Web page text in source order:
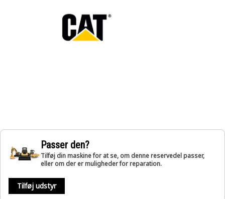
Passer den?
Tilføj din maskine for at se, om denne reservedel passer,
eller om der er muligheder for reparation.
Tilføj udstyr